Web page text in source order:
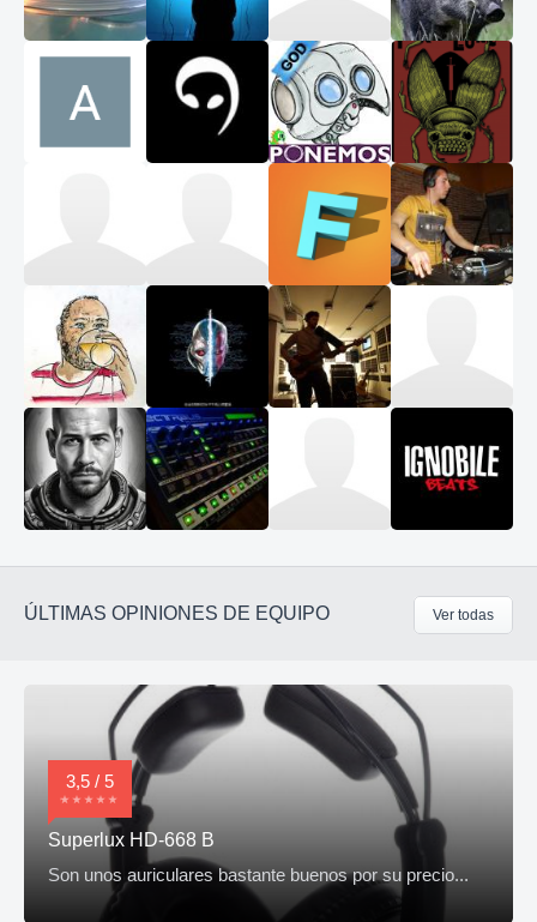
ÚLTIMAS OPINIONES DE EQUIPO Ver todas
3,5 / 5
Superlux HD-668 B
Son unos auriculares bastante buenos por su precio...